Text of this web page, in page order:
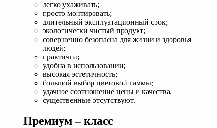
легко ухаживать;
просто монтировать;
длительный эксплуатационный срок;
экологически чистый продукт;
совершенно безопасна для жизни и здоровья
людей;
практична;
удобна в использовании;
высокая эстетичность;
большой выбор цветовой гаммы;
удачное соотношение цены и качества.
существенные отсутствуют.
Премиум – класс